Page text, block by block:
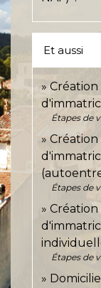
Et aussi
Étapes de
Étapes de
Étapes de